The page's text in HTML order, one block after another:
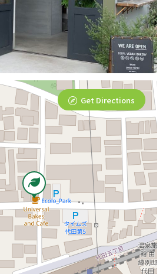
Get Directions